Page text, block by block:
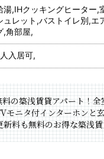
湯,IHクッキングヒーター,
ュレット,バストイレ別,エ
,角部屋,
入居可,
料の築浅賃貸アパート！
モニタ付インターホンと
新料も無料のお得な築浅賃